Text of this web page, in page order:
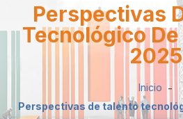
Perspectivas
Tecnológico De
2025
Inicio
Perspectivas de talento